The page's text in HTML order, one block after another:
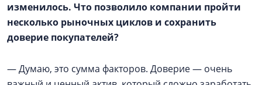
изменилось. Что позволило компании пройти
несколько рыночных циклов и сохранить
доверие покупателей?
— Думаю, это сумма факторов. Доверие — очень